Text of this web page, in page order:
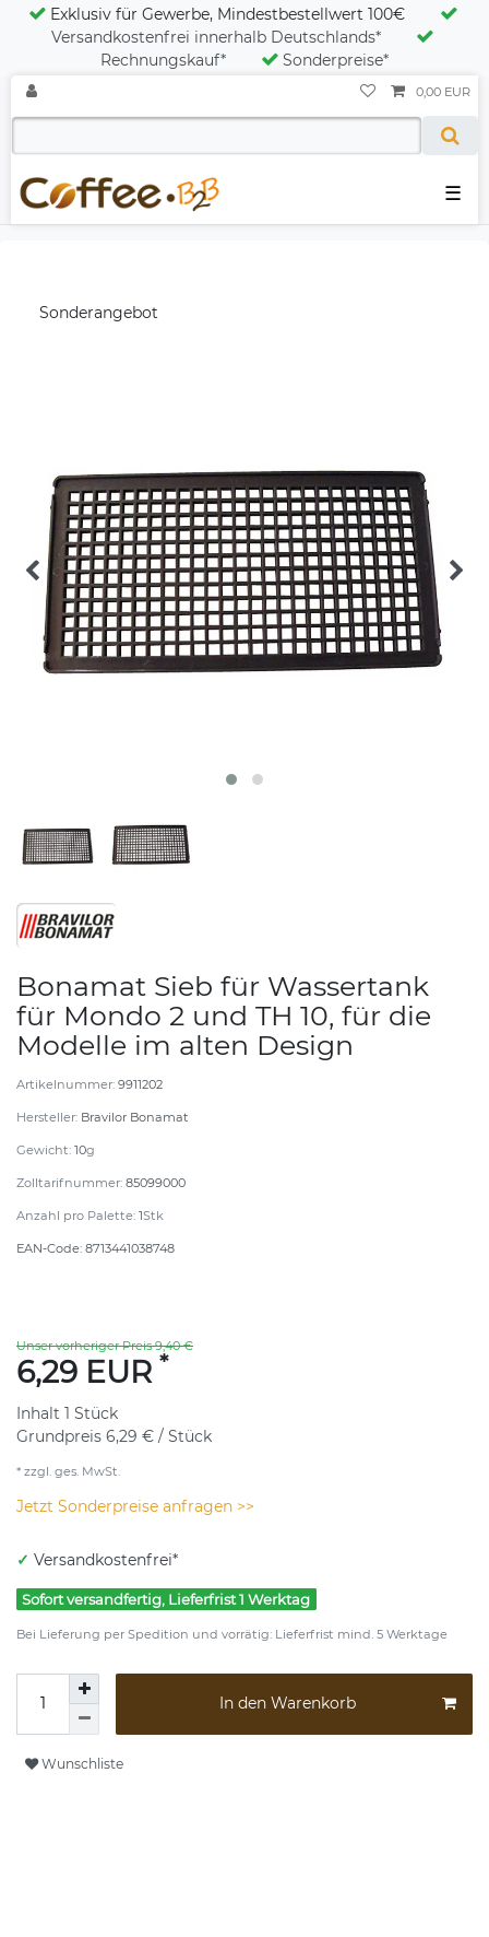
Exklusiv für Gewerbe, Mindestbestellwert 100€
Versandkostenfrei innerhalb Deutschlands*
Rechnungskauf*
Sonderpreise*
☰
0,00 EUR
Sonderangebot
Bonamat Sieb für Wassertank
für Mondo 2 und TH 10, für die
Modelle im alten Design
Artikelnummer: 9911202
Hersteller: Bravilor Bonamat
Gewicht: 10g
Zolltarifnummer: 85099000
Anzahl pro Palette: 1Stk
EAN-Code: 8713441038748
Unser vorheriger Preis 9,40 €
6,29 EUR *
Inhalt 1 Stück
Grundpreis 6,29 € / Stück
* zzgl. ges. MwSt.
Jetzt Sonderpreise anfragen >>
✓ Versandkostenfrei*
Sofort versandfertig, Lieferfrist 1 Werktag
Bei Lieferung per Spedition und vorrätig: Lieferfrist mind. 5 Werktage
In den Warenkorb
Wunschliste